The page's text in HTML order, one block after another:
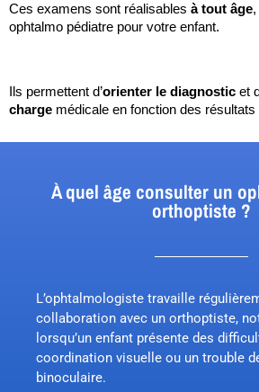
Ces examens sont réalisables à tout âge
ophtalmo pédiatre pour votre enfant.
Ils permettent d’orienter le diagnostic et
charge médicale en fonction des résultats
À quel âge consulter un
orthoptiste ?
L’ophtalmologiste travaille
collaboration avec un orthoptiste,
lorsqu’un enfant présente des
coordination visuelle ou un trouble
binoculaire.